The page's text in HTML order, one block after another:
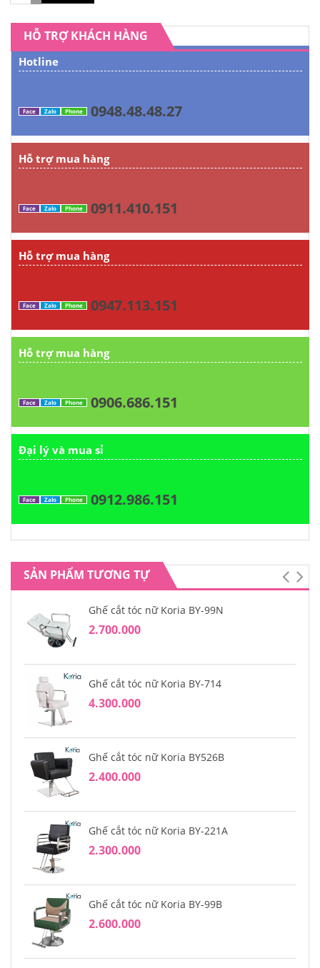
HỖ TRỢ KHÁCH HÀNG
Hotline
Face Zalo Phone 0948.48.48.27
Hỗ trợ mua hàng
Face Zalo Phone 0911.410.151
Hỗ trợ mua hàng
Face Zalo Phone 0947.113.151
Hỗ trợ mua hàng
Face Zalo Phone 0906.686.151
Đại lý và mua sỉ
Face Zalo Phone 0912.986.151
SẢN PHẨM TƯƠNG TỰ
Ghế cắt tóc nữ Koria BY-99N
2.700.000
Ghế cắt tóc nữ Koria BY-714
4.300.000
Ghế cắt tóc nữ Koria BY526B
2.400.000
Ghế cắt tóc nữ Koria BY-221A
2.300.000
Ghế cắt tóc nữ Koria BY-99B
2.600.000